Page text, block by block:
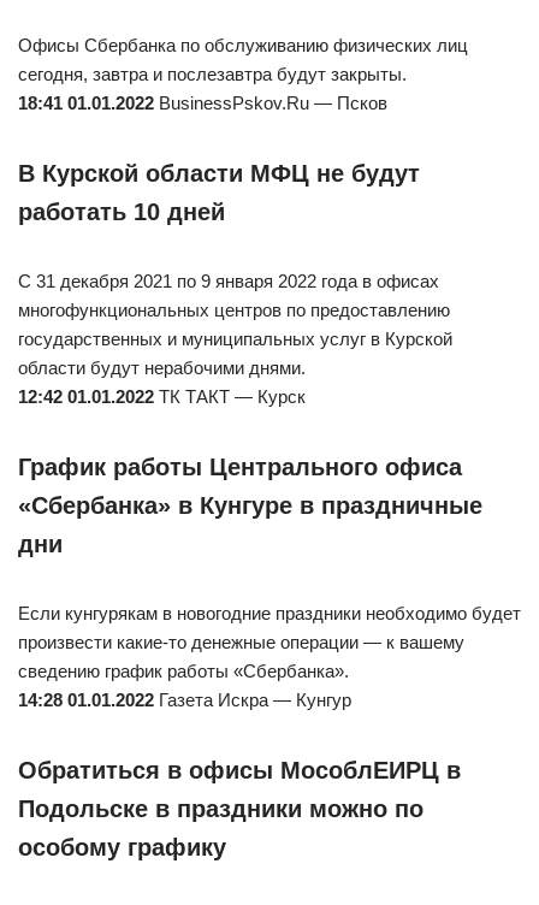
Офисы Сбербанка по обслуживанию физических лиц
сегодня, завтра и послезавтра будут закрыты.
18:41 01.01.2022 BusinessPskov.Ru — Псков
В Курской области МФЦ не будут
работать 10 дней
С 31 декабря 2021 по 9 января 2022 года в офисах
многофункциональных центров по предоставлению
государственных и муниципальных услуг в Курской
области будут нерабочими днями.
12:42 01.01.2022 ТК ТАКТ — Курск
График работы Центрального офиса
«Сбербанка» в Кунгуре в праздничные
дни
Если кунгурякам в новогодние праздники необходимо будет
произвести какие-то денежные операции — к вашему
сведению график работы «Сбербанка».
14:28 01.01.2022 Газета Искра — Кунгур
Обратиться в офисы МособлЕИРЦ в
Подольске в праздники можно по
особому графику